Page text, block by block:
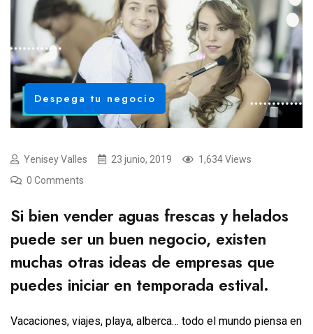
Despega tu negocio
Yenisey Valles 23 junio, 2019
1,634 Views
0 Comments
Si bien vender aguas frescas y helados
puede ser un buen negocio, existen
muchas otras ideas de empresas que
puedes iniciar en temporada estival.
Vacaciones, viajes, playa, alberca… todo el mundo piensa en